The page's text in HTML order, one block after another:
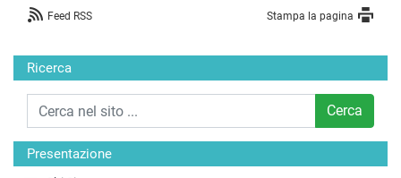
Ricerca
Cerca
Presentazione
Feed RSS Stampa la pagina